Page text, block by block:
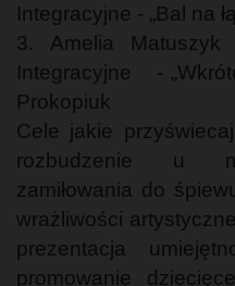
Integracyjne - „Bal na
3. Amelia Matuszyk
Integracyjne -
Prokopiuk
Cele jakie
rozbudzenie u
zamiłowania do
wrażliwości
prezentacja
promowanie